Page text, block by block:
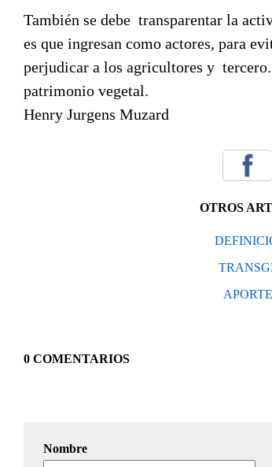
También se debe transparentar la
es que ingresan como actores, para
perjudicar a los agricultores y
patrimonio vegetal.
Henry Jurgens Muzard
OTROS
0 COMENTARIOS
Nombre